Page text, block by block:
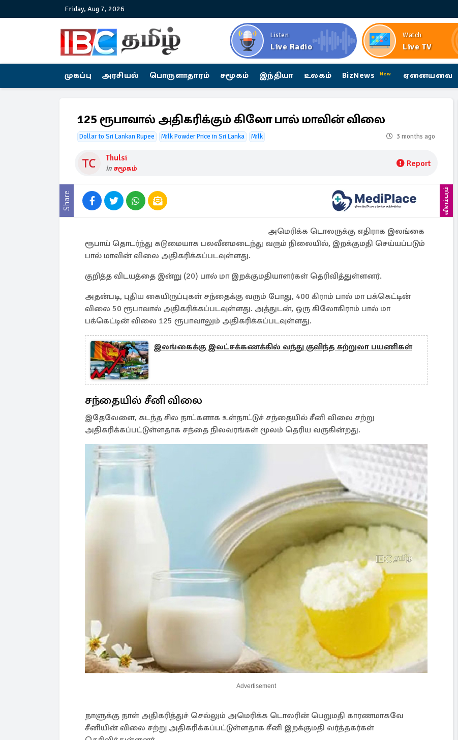
Friday, Aug 7, 2026
Listen
Live Radio
Watch
Live TV
முகப்பு அரசியல் பொருளாதாரம் சமூகம் இந்தியா உலகம் BizNews New ஏனையவை
125 ரூபாவால் அதிகரிக்கும் கிலோ பால் மாவின் விலை
Dollar to Sri Lankan Rupee Milk Powder Price in Sri Lanka Milk 3 months ago
Thulsi
in சமூகம் Report
Share விளம்பரம்
அமெரிக்க டொலருக்கு எதிராக இலங்கை
ரூபாய் தொடர்ந்து கடுமையாக பலவீனமடைந்து வரும் நிலையில், இறக்குமதி செய்யப்படும்
பால் மாவின் விலை அதிகரிக்கப்படவுள்ளது.
குறித்த விடயத்தை இன்று (20) பால் மா இறக்குமதியாளர்கள் தெரிவித்துள்ளனர்.
அதன்படி, புதிய கையிருப்புகள் சந்தைக்கு வரும் போது, 400 கிராம் பால் மா பக்கெட்டின்
விலை 50 ரூபாவால் அதிகரிக்கப்படவுள்ளது. அத்துடன், ஒரு கிலோகிராம் பால் மா
பக்கெட்டின் விலை 125 ரூபாவாலும் அதிகரிக்கப்படவுள்ளது.
இலங்கைக்கு இலட்சக்கணக்கில் வந்து குவிந்த சுற்றுலா பயணிகள்
சந்தையில் சீனி விலை
இதேவேளை, கடந்த சில நாட்களாக உள்நாட்டுச் சந்தையில் சீனி விலை சற்று
அதிகரிக்கப்பட்டுள்ளதாக சந்தை நிலவரங்கள் மூலம் தெரிய வருகின்றது.
Advertisement
நாளுக்கு நாள் அதிகரித்துச் செல்லும் அமெரிக்க டொலரின் பெறுமதி காரணமாகவே
சீனியின் விலை சற்று அதிகரிக்கப்பட்டுள்ளதாக சீனி இறக்குமதி வர்த்தகர்கள்